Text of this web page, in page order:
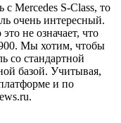
Mercedes S-Class, то
очень интересный.
не означает, что
900. Мы хотим, чтобы
со стандартной
базой. Учитывая,
и по